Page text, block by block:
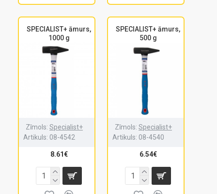
SPECIALIST+ āmurs,
1000 g
Zīmols: Specialist+
Artikuls: 08-4542
8.61€
SPECIALIST+ āmurs,
500 g
Zīmols: Specialist+
Artikuls: 08-4540
6.54€